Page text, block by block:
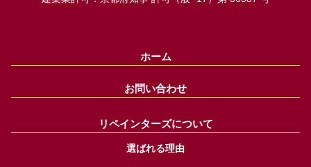
ホーム
お問い合わせ
リペインターズについて
選ばれる理由